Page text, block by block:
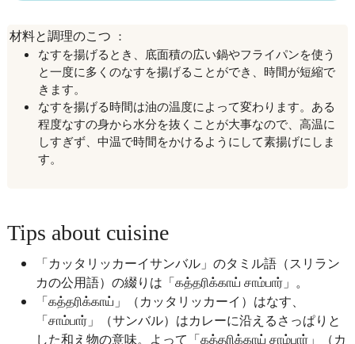
材料と調理のこつ
：
なすを揚げるとき、底面積の広い鍋やフライパンを使う
と一度に多くのなすを揚げることができ、時間が短縮で
きます。
なすを揚げる時間は油の温度によって変わります。ある
程度なすの身から水分を抜くことが大事なので、高温に
しすぎず、中温で時間をかけるようにして素揚げにしま
す。
Tips about cuisine
「カッタリッカーイサンバル」のタミル語（スリラン
カの公用語）の綴りは「கத்தரிக்காய் சாம்பார்」。
「கத்தரிக்காய்」（カッタリッカーイ）はなす、
「சாம்பார்」（サンバル）はカレーに沿えるさっぱりと
した和え物の意味。よって「கத்தரிக்காய் சாம்பார்」（カ